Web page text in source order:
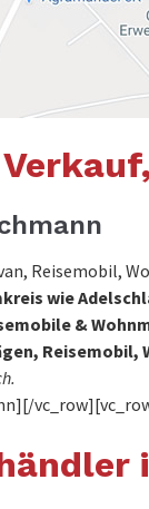
Reisemobil,
wie
&